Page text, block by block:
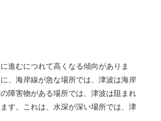
進むにつれて高くなる傾向がありま
、海岸線が急な場所では、津波は海岸
障害物がある場所では、津波は阻まれ
す。これは、水深が深い場所では、津